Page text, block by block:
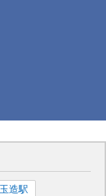
玉造駅